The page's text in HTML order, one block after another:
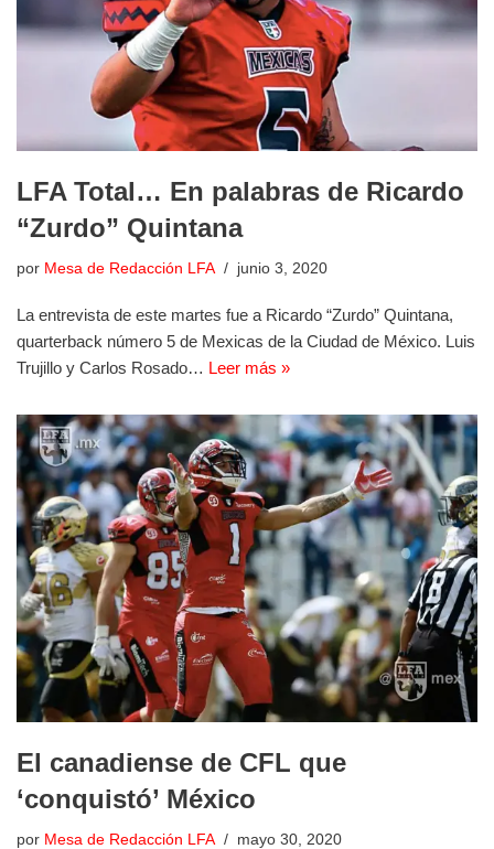
LFA Total… En palabras de Ricardo
“Zurdo” Quintana
por Mesa de Redacción LFA junio 3, 2020
La entrevista de este martes fue a Ricardo “Zurdo” Quintana,
quarterback número 5 de Mexicas de la Ciudad de México. Luis
Trujillo y Carlos Rosado… Leer más »
El canadiense de CFL que
‘conquistó’ México
por Mesa de Redacción LFA mayo 30, 2020